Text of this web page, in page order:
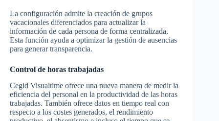
La configuración admite la creación de grupos
vacacionales diferenciados para actualizar la
información de cada persona de forma centralizada.
Esta función ayuda a optimizar la gestión de ausencias
para generar transparencia.
Control de horas trabajadas
Cegid Visualtime ofrece una nueva manera de medir la
eficiencia del personal en la productividad de las horas
trabajadas. También ofrece datos en tiempo real con
respecto a los costes generados, el rendimiento